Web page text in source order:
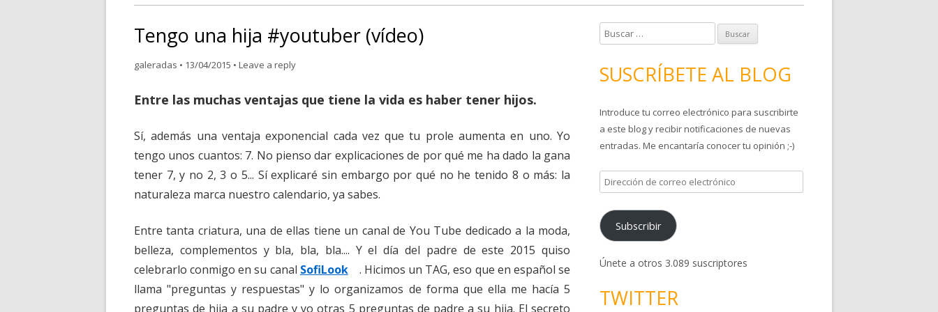
Tengo una hija #youtuber (vídeo)
galeradas • 13/04/2015 • Leave a reply
Entre las muchas ventajas que tiene la vida es haber tener hijos.
Sí, además una ventaja exponencial cada vez que tu prole aumenta en uno. Yo
tengo unos cuantos: 7. No pienso dar explicaciones de por qué me ha dado la gana
tener 7, y no 2, 3 o 5... Sí explicaré sin embargo por qué no he tenido 8 o más: la
naturaleza marca nuestro calendario, ya sabes.
Entre tanta criatura, una de ellas tiene un canal de You Tube dedicado a la moda,
belleza, complementos y bla, bla, bla.... Y el día del padre de este 2015 quiso
celebrarlo conmigo en su canal SofiLook
. Hicimos un TAG, eso que en español se
llama "preguntas y respuestas" y lo organizamos de forma que ella me hacía 5
preguntas de hija a su padre y yo otras 5 preguntas de padre a su hija. El secreto
u
c
r
:
SUSCRÍBETE AL BLOG
Introduce tu correo electrónico para suscribirte
a este blog y recibir notificaciones de nuevas
entradas. Me encantaría conocer tu opinión ;-)
D
i
e
c
ó
Subscribir
Únete a otros 3.089 suscriptores
TWITTER